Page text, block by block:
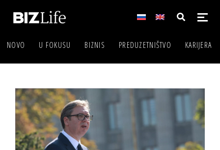
NOVO U FOKUSU BIZNIS PREDUZETNIŠTVO KARIJERA